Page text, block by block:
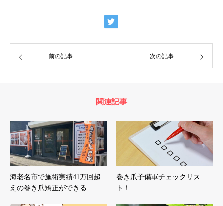
前の記事 次の記事
関連記事
海老名市で施術実績41万回超
えの巻き爪矯正ができる…
巻き爪予備軍チェックリス
ト！